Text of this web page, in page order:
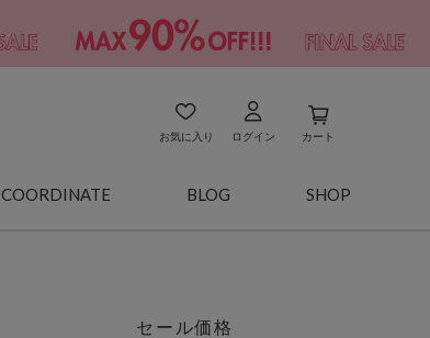
お気に入り ログイン カート
COORDINATE BLOG SHOP
セール価格